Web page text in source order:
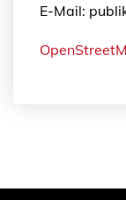
E-Mail: